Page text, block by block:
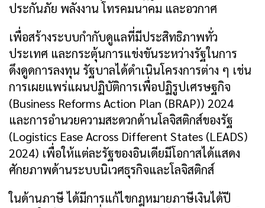
ประกันภัย พลังงาน โทรคมนาคม และอวกาศ
เพื่อสร้างระบบกำกับดูแลที่มีประสิทธิภาพทั่ว
ประเทศ และกระตุ้นการแข่งขันระหว่างรัฐในการ
ดึงดูดการลงทุน รัฐบาลได้ดำเนินโครงการต่าง ๆ เช่น
การเผยแพร่แผนปฏิบัติการเพื่อปฏิรูปเศรษฐกิจ
(Business Reforms Action Plan (BRAP)) 2024
และการอำนวยความสะดวกด้านโลจิสติกส์ของรัฐ
(Logistics Ease Across Different States (LEADS)
2024) เพื่อให้แต่ละรัฐของอินเดียมีโอกาสได้แสดง
ศักยภาพด้านระบบนิเวศธุรกิจและโลจิสติกส์
ในด้านภาษี ได้มีการแก้ไขกฎหมายภาษีเงินได้ปี